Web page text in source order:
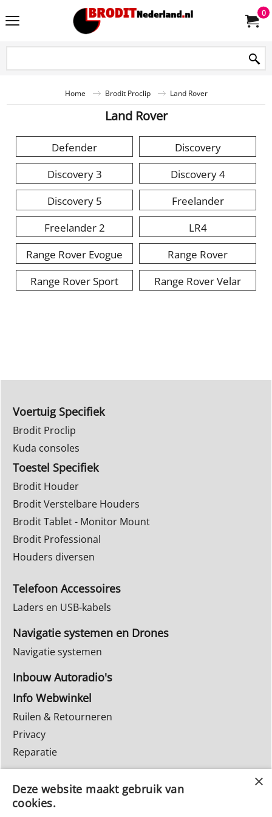
0
Home Brodit Proclip Land Rover
Land Rover
Defender
Discovery
Discovery 3
Discovery 4
Discovery 5
Freelander
Freelander 2
LR4
Range Rover Evogue
Range Rover
Range Rover Sport
Range Rover Velar
Voertuig Specifiek
Brodit Proclip
Kuda consoles
Toestel Specifiek
Brodit Houder
Brodit Verstelbare Houders
Brodit Tablet - Monitor Mount
Brodit Professional
Houders diversen
Telefoon Accessoires
Laders en USB-kabels
Navigatie systemen en Drones
Navigatie systemen
Inbouw Autoradio's
Info Webwinkel
Ruilen & Retourneren
Privacy
Reparatie
Deze website maakt gebruik van
cookies.